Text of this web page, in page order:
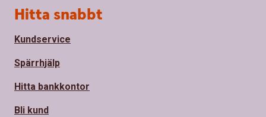
Sidfot
Hitta snabbt
Kundservice
Spärrhjälp
Hitta bankkontor
Bli kund